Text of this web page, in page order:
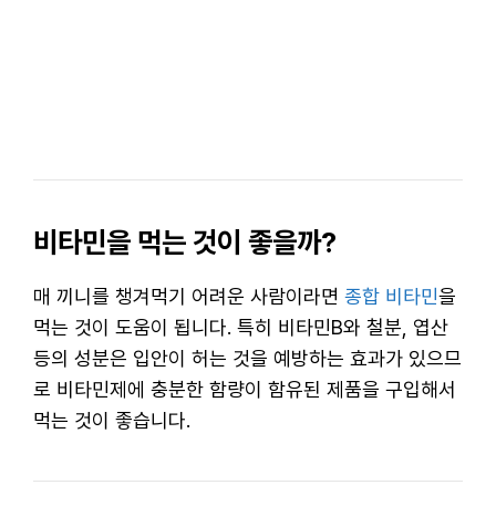
비타민을 먹는 것이 좋을까?
매 끼니를 챙겨먹기 어려운 사람이라면 종합 비타민을
먹는 것이 도움이 됩니다. 특히 비타민B와 철분, 엽산
등의 성분은 입안이 허는 것을 예방하는 효과가 있으므
로 비타민제에 충분한 함량이 함유된 제품을 구입해서
먹는 것이 좋습니다.